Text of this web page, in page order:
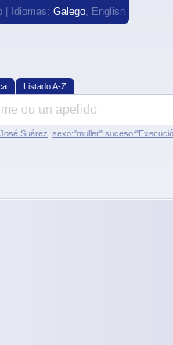
| Idiomas: Galego, English
Listado A-Z
José Suárez sexo:"muller"